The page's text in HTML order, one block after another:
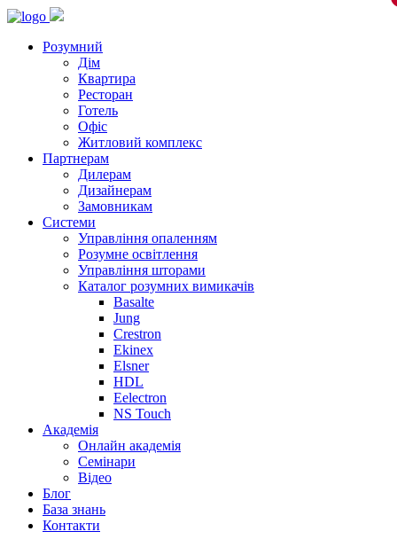
Розумний
Дім
Квартира
Ресторан
Готель
Офіс
Житловий комплекс
Партнерам
Дилерам
Дизайнерам
Замовникам
Системи
Управління опаленням
Розумне освітлення
Управління шторами
Каталог розумних вимикачів
Basalte
Jung
Crestron
Ekinex
Elsner
HDL
Eelectron
NS Touch
Академія
Онлайн академія
Семінари
Відео
Блог
База знань
Контакти